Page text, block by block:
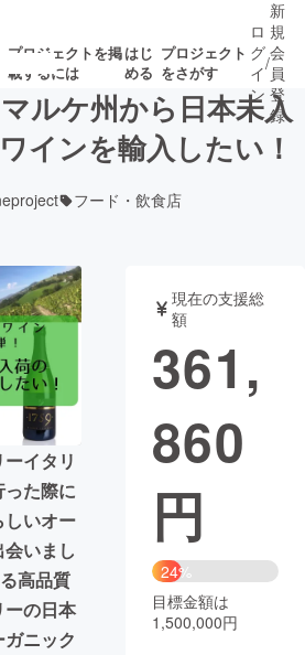
プロジェクトを掲
載するには
はじ
める
プロジェクト
をさがす
ト
募集終了が近いプ
ロジェクト
音楽
・ガジェット ゲーム・サ
業
地域活性化
Good
CAMPFIRE Creation
と納税machi-ya コミュニティ
ロ
グ
イ
ン
/
新
規
会
員
登
録
ルケ州から日本未入
インを輸入したい！
フード・飲食店
イタリ
た際に
しいオー
いまし
高品質
の日本
ニック
現在の支援総
額
361,
860
円
24%
目標金額は
1,500,000円